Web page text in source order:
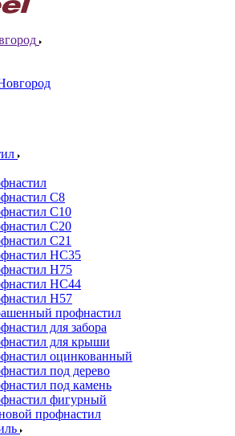
С8
С10
С20
С21
НС35
Н75
HC44
Н57
профнастил
для забора
для крыши
оцинкованный
под дерево
под камень
фигурный
профнастил